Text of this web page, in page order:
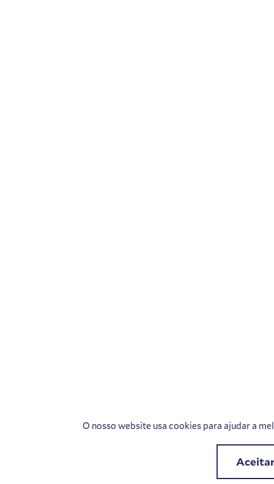
O nosso website usa cookies para ajudar a